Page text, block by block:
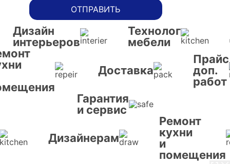
ОТПРАВИТЬ
Дизайн
интерьеров
Технолог
мебели
Доставка
Прайс
доп.
работ
Гарантия
и сервис
Дизайнерам
Ремонт
кухни
и
помещения